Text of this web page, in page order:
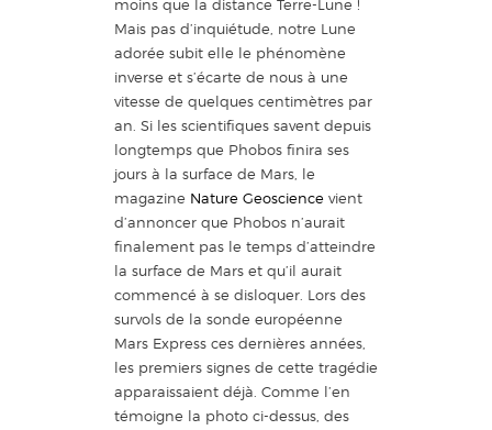
moins que la distance Terre-Lune !
Mais pas d’inquiétude, notre Lune
adorée subit elle le phénomène
inverse et s’écarte de nous à une
vitesse de quelques centimètres par
an. Si les scientifiques savent depuis
longtemps que Phobos finira ses
jours à la surface de Mars, le
magazine Nature Geoscience vient
d’annoncer que Phobos n’aurait
finalement pas le temps d’atteindre
la surface de Mars et qu’il aurait
commencé à se disloquer. Lors des
survols de la sonde européenne
Mars Express ces dernières années,
les premiers signes de cette tragédie
apparaissaient déjà. Comme l’en
témoigne la photo ci-dessus, des